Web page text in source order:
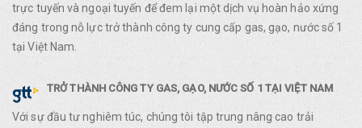
trực tuyến và ngoại tuyến để đem lại một dịch vụ hoàn hảo xứng
đáng trong nỗ lực trở thành công ty cung cấp gas, gạo, nước số 1
tại Việt Nam.
TRỞ THÀNH CÔNG TY GAS, GẠO, NƯỚC SỐ 1 TẠI VIỆT NAM
Với sự đầu tư nghiêm túc, chúng tôi tập trung nâng cao trải